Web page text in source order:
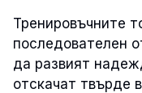
Тренировъчните
последователен
да развият
отскачат твърде